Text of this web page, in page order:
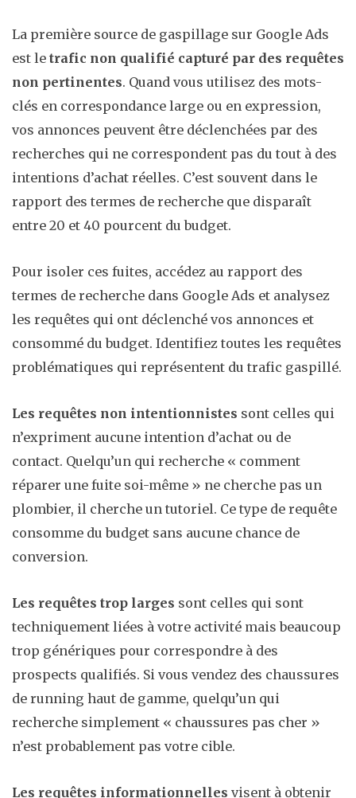
La première source de gaspillage sur Google Ads
est le trafic non qualifié capturé par des requêtes
non pertinentes. Quand vous utilisez des mots-
clés en correspondance large ou en expression,
vos annonces peuvent être déclenchées par des
recherches qui ne correspondent pas du tout à des
intentions d’achat réelles. C’est souvent dans le
rapport des termes de recherche que disparaît
entre 20 et 40 pourcent du budget.
Pour isoler ces fuites, accédez au rapport des
termes de recherche dans Google Ads et analysez
les requêtes qui ont déclenché vos annonces et
consommé du budget. Identifiez toutes les requêtes
problématiques qui représentent du trafic gaspillé.
Les requêtes non intentionnistes sont celles qui
n’expriment aucune intention d’achat ou de
contact. Quelqu’un qui recherche « comment
réparer une fuite soi-même » ne cherche pas un
plombier, il cherche un tutoriel. Ce type de requête
consomme du budget sans aucune chance de
conversion.
Les requêtes trop larges sont celles qui sont
techniquement liées à votre activité mais beaucoup
trop génériques pour correspondre à des
prospects qualifiés. Si vous vendez des chaussures
de running haut de gamme, quelqu’un qui
recherche simplement « chaussures pas cher »
n’est probablement pas votre cible.
Les requêtes informationnelles visent à obtenir